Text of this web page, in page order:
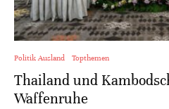
Politik Ausland Topthemen
Thailand und
Waffenruhe